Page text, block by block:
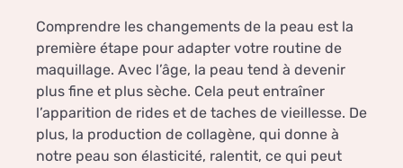
Comprendre les changements de la peau est la
première étape pour adapter votre routine de
maquillage. Avec l’âge, la peau tend à devenir
plus fine et plus sèche. Cela peut entraîner
l’apparition de rides et de taches de vieillesse. De
plus, la production de collagène, qui donne à
notre peau son élasticité, ralentit, ce qui peut